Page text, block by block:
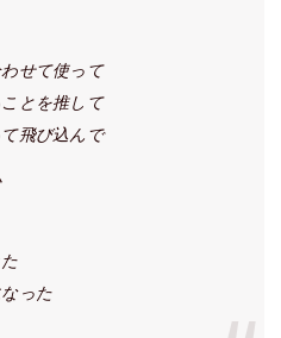
せて使って
とを推して
飛び込んで
った